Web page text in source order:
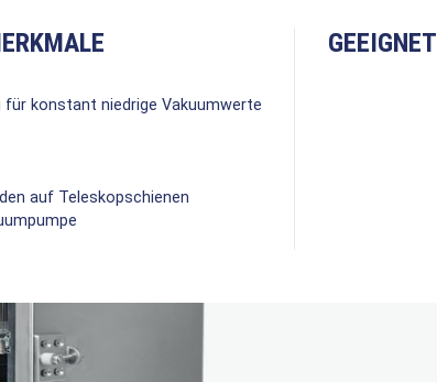
konstant niedrige Vakuumwerte
auf Teleskopschienen